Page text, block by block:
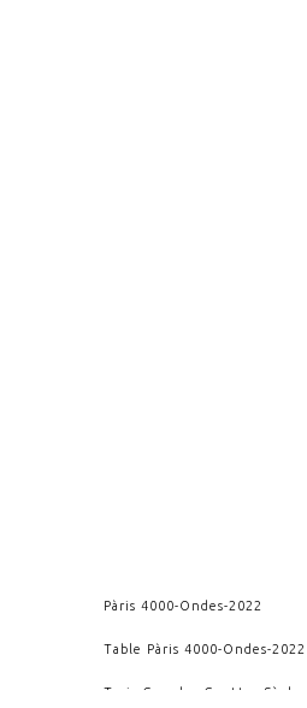
Pàris 4000-Ondes-2022
Table Pàris 4000-Ondes-2022
Trois Grandes Gouttes Sèches